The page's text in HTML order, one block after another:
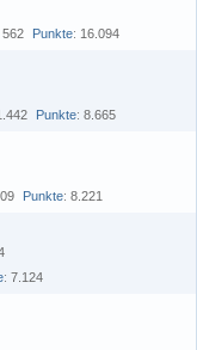
562 Punkte 16.094
Punkte 8.665
Punkte 8.221
7.124